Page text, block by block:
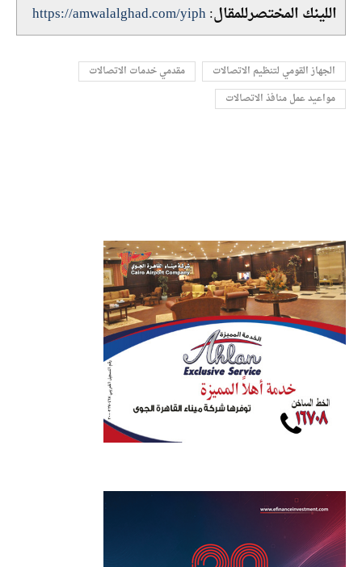
اللينك المختصرللمقال:https://amwalalghad.com/yiph
الجهاز القومي لتنظيم الاتصالات
مقدمي خدمات الاتصالات
مواعيد عمل منافذ الاتصالات